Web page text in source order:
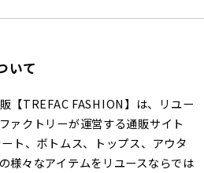
いて
【TREFAC FASHION】は、リユー
ァクトリーが運営する通販サイト
ト、ボトムス、トップス、アウタ
様々なアイテムをリユースならでは